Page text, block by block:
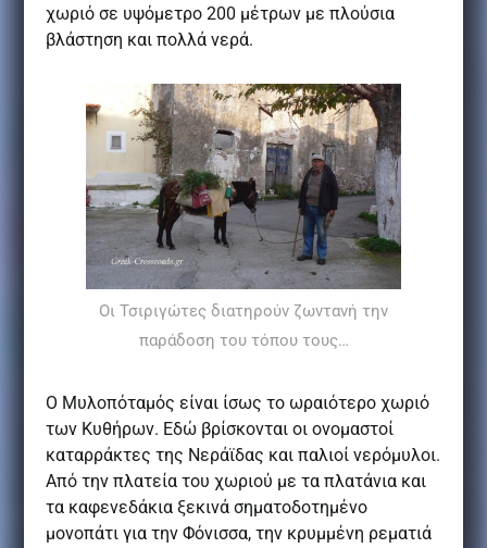
χωριό σε υψόμετρο 200 μέτρων με πλούσια
βλάστηση και πολλά νερά.
Οι Τσιριγώτες διατηρούν ζωντανή την
παράδοση του τόπου τους…
Ο Μυλοπόταμός είναι ίσως το ωραιότερο χωριό
των Κυθήρων. Εδώ βρίσκονται οι ονομαστοί
καταρράκτες της Νεράϊδας και παλιοί νερόμυλοι.
Από την πλατεία του χωριού με τα πλατάνια και
τα καφενεδάκια ξεκινά σηματοδοτημένο
μονοπάτι για την Φόνισσα, την κρυμμένη ρεματιά